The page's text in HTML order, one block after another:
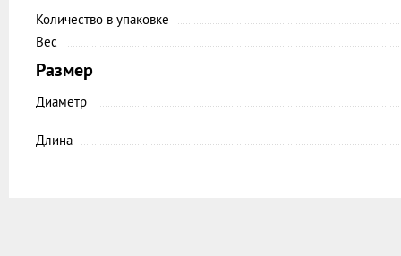
Количество в упаковке
Вес
Размер
Диаметр
Длина